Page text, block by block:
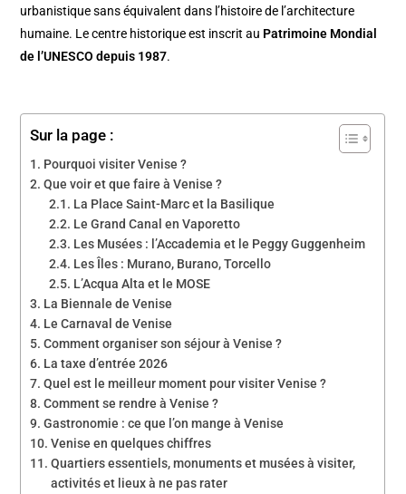
urbanistique sans équivalent dans l’histoire de l’architecture
humaine. Le centre historique est inscrit au Patrimoine Mondial
de l’UNESCO depuis 1987.
Sur la page :
Pourquoi visiter Venise ?
Que voir et que faire à Venise ?
La Place Saint-Marc et la Basilique
Le Grand Canal en Vaporetto
Les Musées : l’Accademia et le Peggy Guggenheim
Les Îles : Murano, Burano, Torcello
L’Acqua Alta et le MOSE
La Biennale de Venise
Le Carnaval de Venise
Comment organiser son séjour à Venise ?
La taxe d’entrée 2026
Quel est le meilleur moment pour visiter Venise ?
Comment se rendre à Venise ?
Gastronomie : ce que l’on mange à Venise
Venise en quelques chiffres
Quartiers essentiels, monuments et musées à visiter,
activités et lieux à ne pas rater